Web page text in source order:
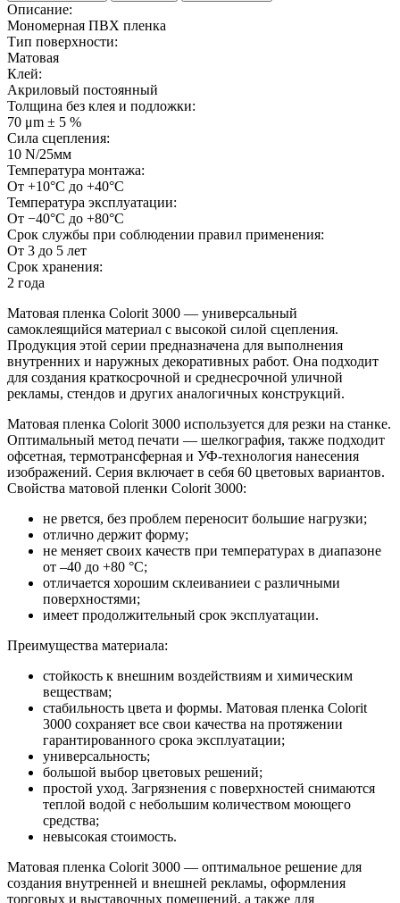
Описание:
Мономерная ПВХ пленка
Тип поверхности:
Матовая
Клей:
Акриловый постоянный
Толщина без клея и подложки:
70 μm ± 5 %
Сила сцепления:
10 N/25мм
Температура монтажа:
От +10°С до +40°С
Температура эксплуатации:
От −40°С до +80°С
Срок службы при соблюдении правил применения:
От 3 до 5 лет
Срок хранения:
2 года
Матовая пленка Colorit 3000 — универсальный
самоклеящийся материал с высокой силой сцепления.
Продукция этой серии предназначена для выполнения
внутренних и наружных декоративных работ. Она подходит
для создания краткосрочной и среднесрочной уличной
рекламы, стендов и других аналогичных конструкций.
Матовая пленка Colorit 3000 используется для резки на станке.
Оптимальный метод печати — шелкография, также подходит
офсетная, термотрансферная и УФ-технология нанесения
изображений. Серия включает в себя 60 цветовых вариантов.
Свойства матовой пленки Colorit 3000:
не рвется, без проблем переносит большие нагрузки;
отлично держит форму;
не меняет своих качеств при температурах в диапазоне
от –40 до +80 °С;
отличается хорошим склеиваниеи с различными
поверхностями;
имеет продолжительный срок эксплуатации.
Преимущества материала:
стойкость к внешним воздействиям и химическим
веществам;
стабильность цвета и формы. Матовая пленка Colorit
3000 сохраняет все свои качества на протяжении
гарантированного срока эксплуатации;
универсальность;
большой выбор цветовых решений;
простой уход. Загрязнения с поверхностей снимаются
теплой водой с небольшим количеством моющего
средства;
невысокая стоимость.
Матовая пленка Colorit 3000 — оптимальное решение для
создания внутренней и внешней рекламы, оформления
торговых и выставочных помещений, а также для